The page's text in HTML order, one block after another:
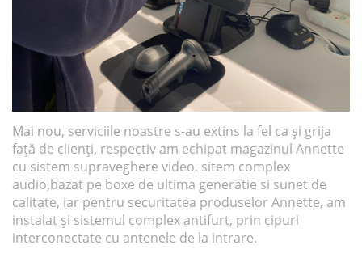
Mai nou, serviciile noastre s-au extins la fel ca și grija
față de clienți, respectiv am echipat magazinul Annette
cu sistem supraveghere video, sitem complex
audio,bazat pe boxe de ultima generatie si sunet de
calitate, iar pentru securitatea produselor Annette, am
instalat și sistemul complex antifurt, prin cipuri
interconectate cu antenele de la intrare.